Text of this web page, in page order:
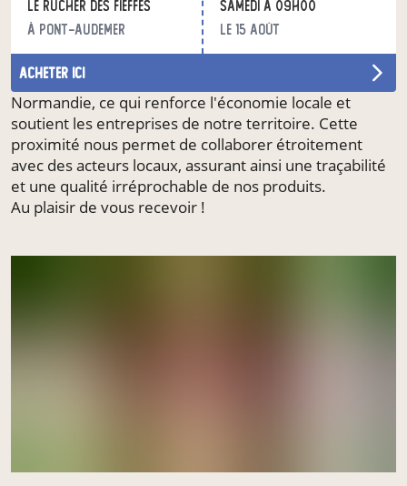
Le Rucher des Fieffes
à Pont-Audemer
samedi à 09h00
le 15 août
acheter ici
Natura 2000, nous assurons une récolte de miels,
reflétant la richesse florale de notre région.
Notre engagement est local et durable avec plus de 80
% de nos partenaires fournisseurs qui sont basés en
Normandie, ce qui renforce l'économie locale et
soutient les entreprises de notre territoire. Cette
proximité nous permet de collaborer étroitement
avec des acteurs locaux, assurant ainsi une traçabilité
et une qualité irréprochable de nos produits.
Au plaisir de vous recevoir !